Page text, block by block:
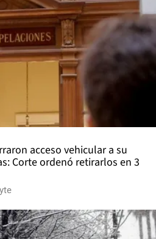
acceso vehicular a su
Corte ordenó retirarlos en 3